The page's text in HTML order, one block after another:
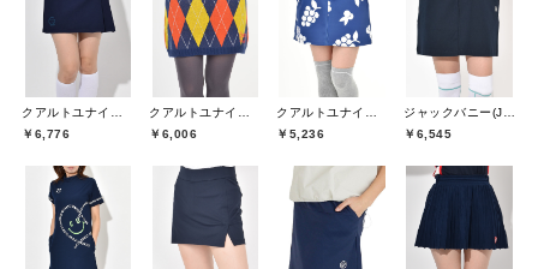
￥6,776
￥6,006
￥5,236
￥6,545